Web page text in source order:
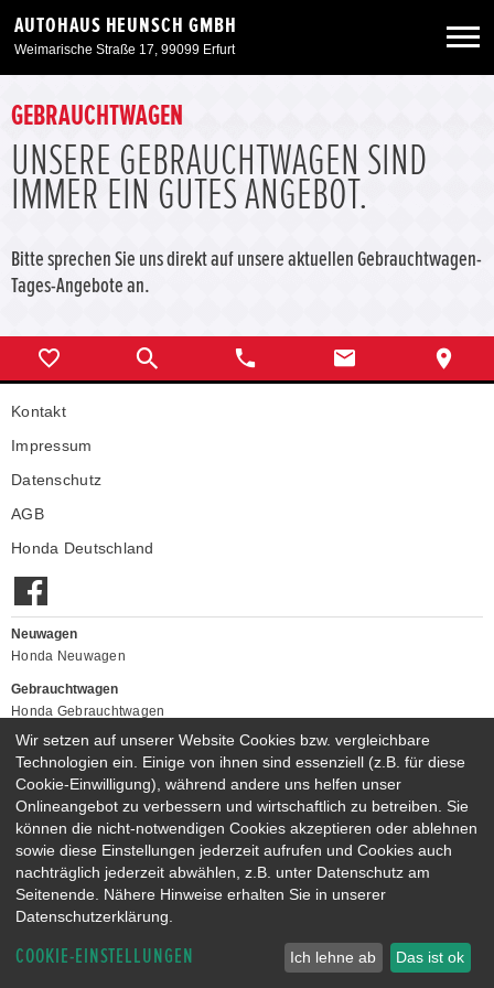
AUTOHAUS HEUNSCH GMBH
Weimarische Straße 17, 99099 Erfurt
Neuwagen
Gebrauchtwagen
Unser Autohaus
GEBRAUCHTWAGEN
UNSERE GEBRAUCHTWAGEN SIND
IMMER EIN GUTES ANGEBOT.
Bitte sprechen Sie uns direkt auf unsere aktuellen Gebrauchtwagen-
Tages-Angebote an.
Kontakt
Impressum
Datenschutz
AGB
Honda Deutschland
Neuwagen
Honda Neuwagen
Gebrauchtwagen
Honda Gebrauchtwagen
Honda Vorführwagen
Gesamtbestand
NEUWAGENMODELLE
HONDA JAZZ E:HEV
HONDA CIVIC E:HEV
HONDA PRELUDE E:HEV
HONDA HR-V E:HEV
HONDA ZR-V E:HEV
HONDA CR-V E:HEV & E:PHEV
Wir setzen auf unserer Website Cookies bzw. vergleichbare
Technologien ein. Einige von ihnen sind essenziell (z.B. für diese
Cookie-Einwilligung), während andere uns helfen unser
Onlineangebot zu verbessern und wirtschaftlich zu betreiben. Sie
können die nicht-notwendigen Cookies akzeptieren oder ablehnen
sowie diese Einstellungen jederzeit aufrufen und Cookies auch
nachträglich jederzeit abwählen, z.B. unter Datenschutz am
Seitenende. Nähere Hinweise erhalten Sie in unserer
Datenschutzerklärung.
COOKIE-EINSTELLUNGEN Ich lehne ab Das ist ok